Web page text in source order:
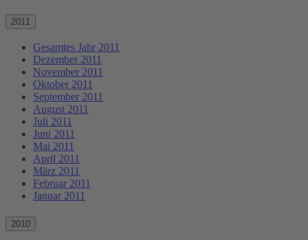
2011
Gesamtes Jahr 2011
Dezember 2011
November 2011
Oktober 2011
September 2011
August 2011
Juli 2011
Juni 2011
Mai 2011
April 2011
März 2011
Februar 2011
Januar 2011
2010